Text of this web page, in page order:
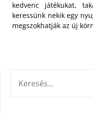
kedvenc játékukat,
keressünk nekik egy
megszokhatják az új